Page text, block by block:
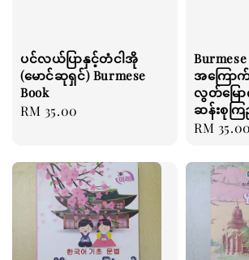
ပင်လယ်ပြာနှင့်တံငါအို
(မောင်ဆုရှင်) Burmese
Book
Regular
RM 35.00
အကြော
လွတ်မြော
ဆန်းစုက
Regular
RM 35.00